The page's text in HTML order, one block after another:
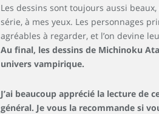
Les dessins sont toujours aussi
série, à mes yeux. Les personnages
agréables à regarder, et l’on devine
Au final, les dessins de Michinoku
univers vampirique.
J’ai beaucoup apprécié la lecture de
général. Je vous la recommande si